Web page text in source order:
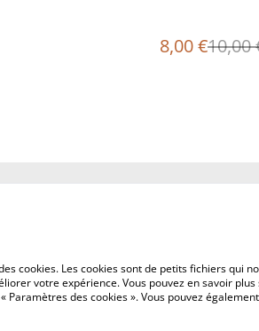
8,00 €10,00
Store
cookies. Les cookies sont de petits fichiers qui
votre expérience. Vous pouvez en savoir
Paramètres des cookies ». Vous pouvez